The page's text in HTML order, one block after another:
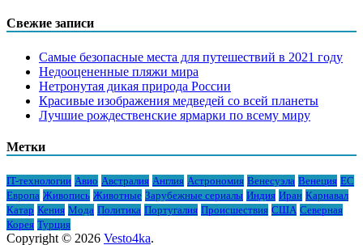
Свежие записи
Самые безопасные места для путешествий в 2021 году
Недооцененные пляжи мира
Нетронутая дикая природа России
Красивые изображения медведей со всей планеты
Лучшие рождественские ярмарки по всему миру
Метки
IT-технологии Авио Австралия Англия Астрономия Венесуэла Венеция ЕС
Европа Живопись Животные Зарубежные сериалы Индия Иран Карнавал
Катар Кения Мода Политика Португалия Происшествия США Северная
Корея Турция
Copyright © 2026 Vesto4ka.